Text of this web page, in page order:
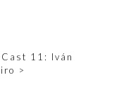
11: Iván
>